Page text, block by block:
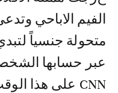
الفيم الاباحي
متحولة جنسياً
عبر حسابها
CNN على هذا الوقت المجاني على الهواء".